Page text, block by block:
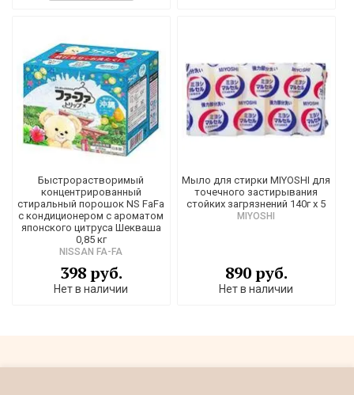
Быстрорастворимый
концентрированный
стиральный порошок NS FaFa
с кондиционером с ароматом
японского цитруса Шекваша
0,85 кг
NISSAN FA-FA
398 руб.
Нет в наличии
Мыло для стирки MIYOSHI для
точечного застирывания
стойких загрязнений 140г х 5
MIYOSHI
890 руб.
Нет в наличии